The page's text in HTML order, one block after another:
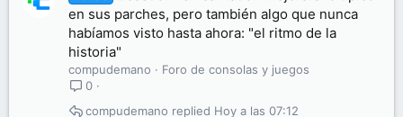
en sus parches, pero también algo que nunca
habíamos visto hasta ahora: "el ritmo de la
historia"
compudemano
Foro de consolas y juegos
0
Hoy a las 07:12
compudemano